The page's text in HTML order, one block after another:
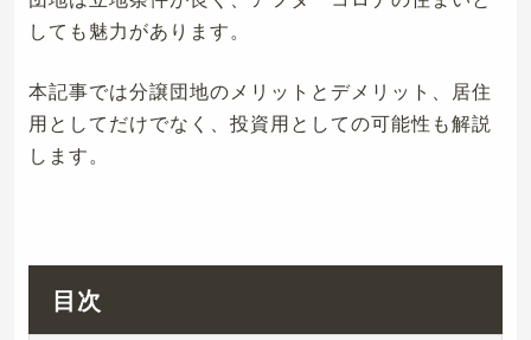
しても魅力があります。
本記事では分譲団地のメリットとデメリット、居住
用としてだけでなく、投資用としての可能性も解説
します。
目次